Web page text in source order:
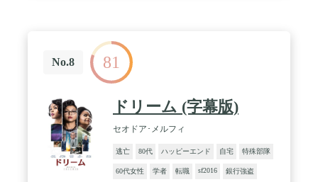
No.8 81
ドリーム (字幕版)
セオドア･メルフィ
逃亡 80代 ハッピーエンド 自宅 特殊部隊
60代女性 学者 転職 sf2016 銀行強盗